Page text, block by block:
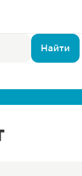
Найти